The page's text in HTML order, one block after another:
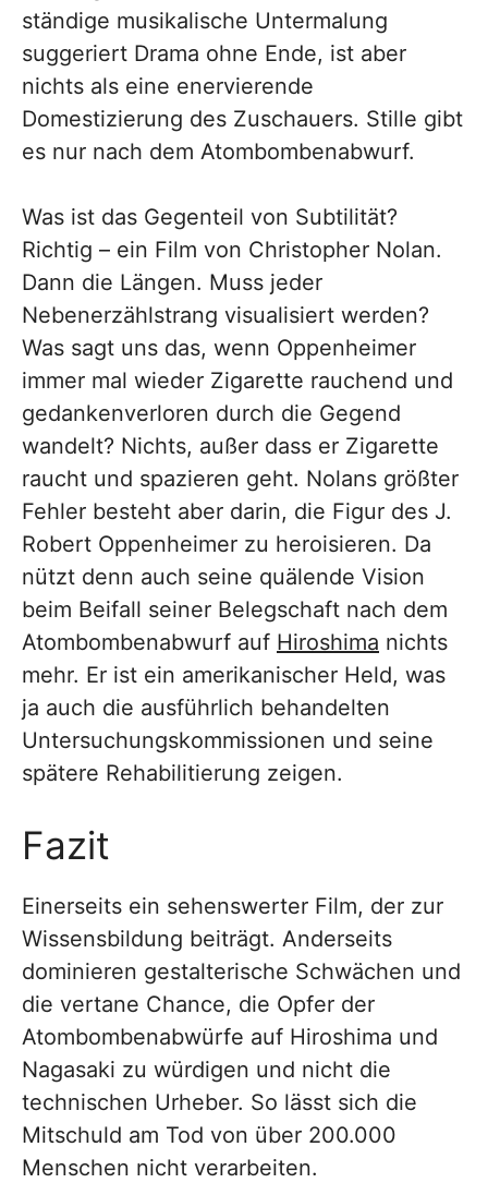
ständige musikalische Untermalung
suggeriert Drama ohne Ende, ist aber
nichts als eine enervierende
Domestizierung des Zuschauers. Stille gibt
es nur nach dem Atombombenabwurf.
Was ist das Gegenteil von Subtilität?
Richtig – ein Film von Christopher Nolan.
Dann die Längen. Muss jeder
Nebenerzählstrang visualisiert werden?
Was sagt uns das, wenn Oppenheimer
immer mal wieder Zigarette rauchend und
gedankenverloren durch die Gegend
wandelt? Nichts, außer dass er Zigarette
raucht und spazieren geht. Nolans größter
Fehler besteht aber darin, die Figur des J.
Robert Oppenheimer zu heroisieren. Da
nützt denn auch seine quälende Vision
beim Beifall seiner Belegschaft nach dem
Atombombenabwurf auf Hiroshima nichts
mehr. Er ist ein amerikanischer Held, was
ja auch die ausführlich behandelten
Untersuchungskommissionen und seine
spätere Rehabilitierung zeigen.
Fazit
Einerseits ein sehenswerter Film, der zur
Wissensbildung beiträgt. Anderseits
dominieren gestalterische Schwächen und
die vertane Chance, die Opfer der
Atombombenabwürfe auf Hiroshima und
Nagasaki zu würdigen und nicht die
technischen Urheber. So lässt sich die
Mitschuld am Tod von über 200.000
Menschen nicht verarbeiten.